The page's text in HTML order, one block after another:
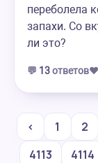
переболела
запахи. Со
ли это?
💬 13ответов❤️
‹ 1 2
4113
4114